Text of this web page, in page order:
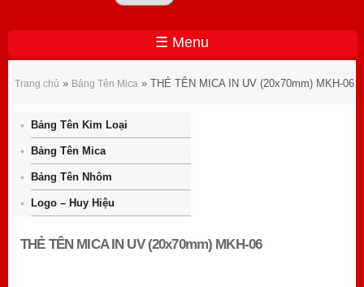
☰ Menu
THẺ TÊN MICA IN UV (20x70mm) MKH-06
Trang chủ » Bảng Tên Mica » THẺ TÊN MICA IN UV (20x70mm) MKH-06
Bảng Tên Kim Loại
Bảng Tên Mica
Bảng Tên Nhôm
Logo – Huy Hiệu
THẺ TÊN MICA IN UV (20x70mm) MKH-06